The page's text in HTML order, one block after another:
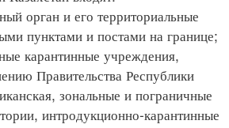
орган и его территориальные
пунктами и постами на границе;
карантинные учреждения,
Правительства Республики
зональные и пограничные
интродукционно-карантинные